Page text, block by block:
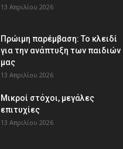
13 Απριλίου 2026
Πρώιμη παρέμβαση: Το κλειδί
για την ανάπτυξη των παιδιών
µας
13 Απριλίου 2026
Μικροί στόχοι, μεγάλες
επιτυχίες
13 Απριλίου 2026